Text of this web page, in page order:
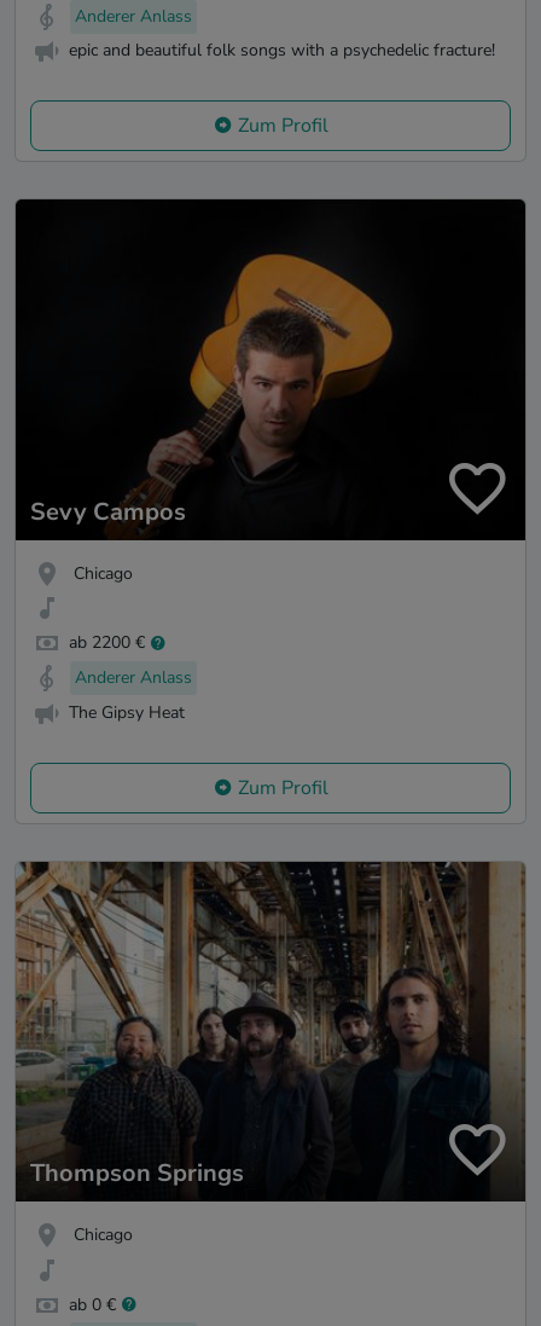
Anderer Anlass
epic and beautiful folk songs with a psychedelic fracture!
Zum Profil
Sevy Campos
Chicago
ab 2200 €
Anderer Anlass
The Gipsy Heat
Zum Profil
Thompson Springs
Chicago
ab 0 €